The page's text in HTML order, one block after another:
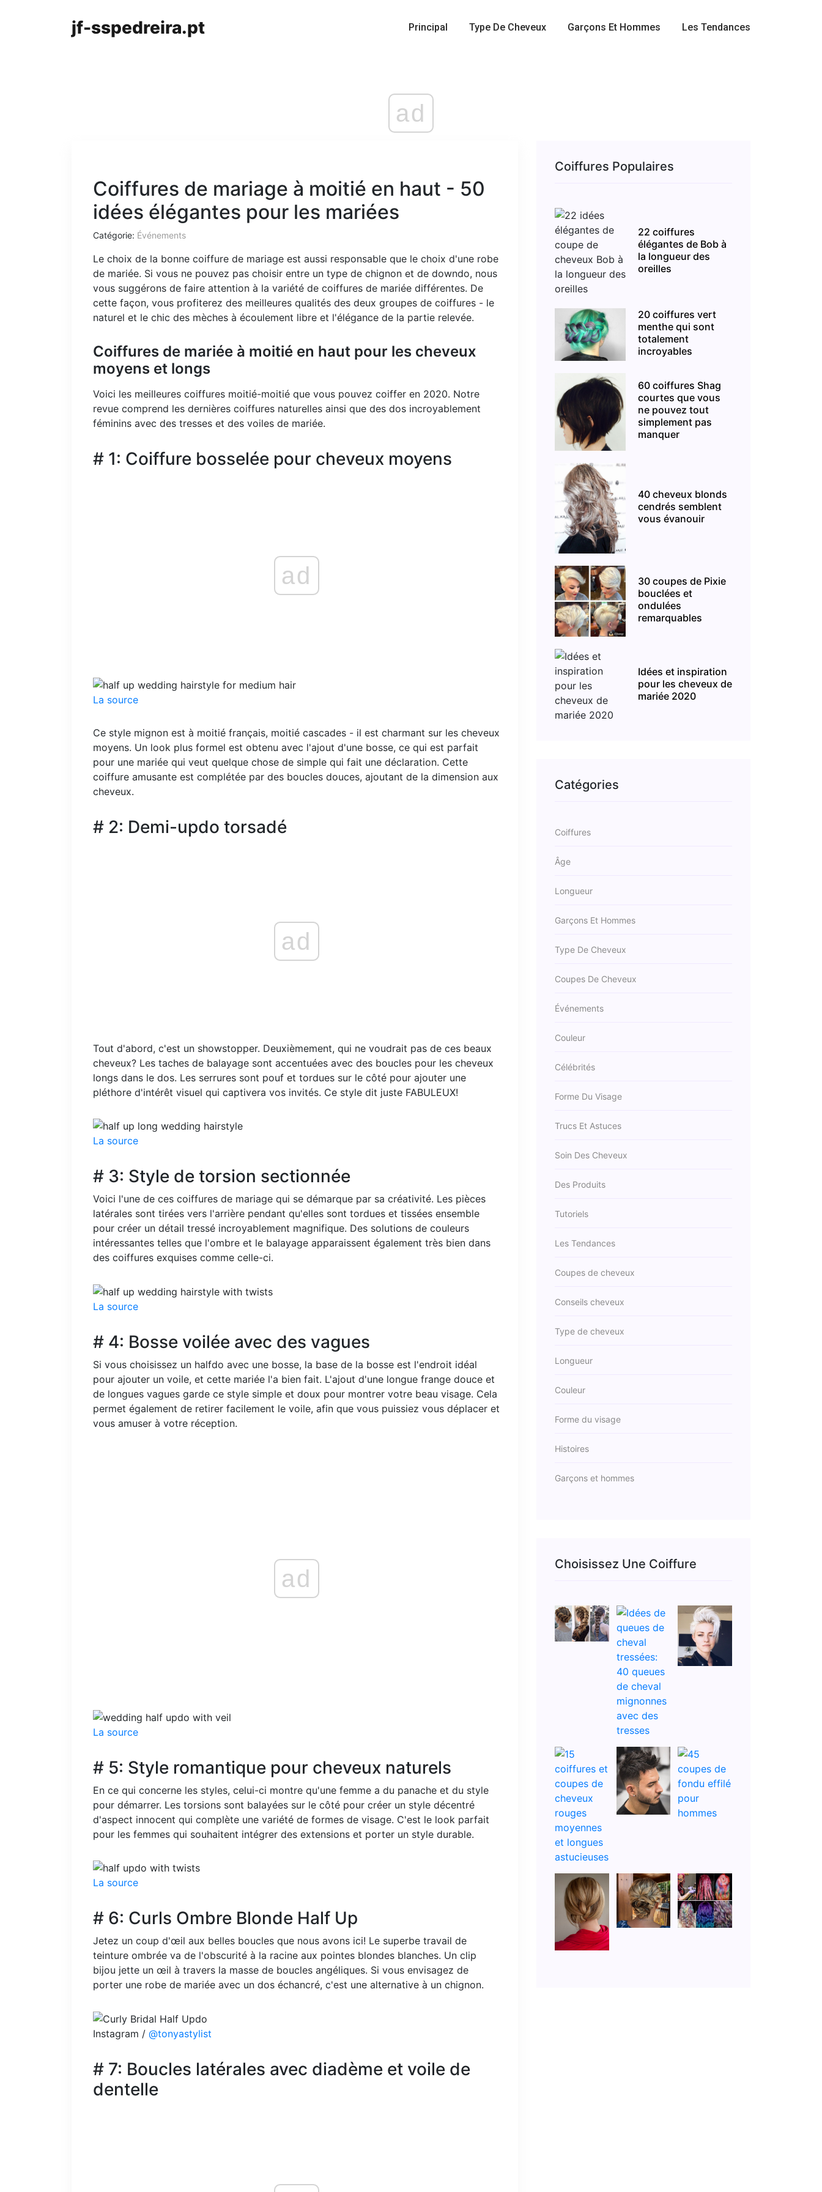
jf-sspedreira.pt Principal Type De Cheveux Garçons Et Hommes Les Tendances
ad
Coiffures de mariage à moitié en haut - 50
idées élégantes pour les mariées
Catégorie: Événements
Le choix de la bonne coiffure de mariage est aussi responsable que le choix d'une robe
de mariée. Si vous ne pouvez pas choisir entre un type de chignon et de downdo, nous
vous suggérons de faire attention à la variété de coiffures de mariée différentes. De
cette façon, vous profiterez des meilleures qualités des deux groupes de coiffures - le
naturel et le chic des mèches à écoulement libre et l'élégance de la partie relevée.
Coiffures de mariée à moitié en haut pour les cheveux
moyens et longs
Voici les meilleures coiffures moitié-moitié que vous pouvez coiffer en 2020. Notre
revue comprend les dernières coiffures naturelles ainsi que des dos incroyablement
féminins avec des tresses et des voiles de mariée.
# 1: Coiffure bosselée pour cheveux moyens
ad
La source
Ce style mignon est à moitié français, moitié cascades - il est charmant sur les cheveux
moyens. Un look plus formel est obtenu avec l'ajout d'une bosse, ce qui est parfait
pour une mariée qui veut quelque chose de simple qui fait une déclaration. Cette
coiffure amusante est complétée par des boucles douces, ajoutant de la dimension aux
cheveux.
# 2: Demi-updo torsadé
ad
Tout d'abord, c'est un showstopper. Deuxièmement, qui ne voudrait pas de ces beaux
cheveux? Les taches de balayage sont accentuées avec des boucles pour les cheveux
longs dans le dos. Les serrures sont pouf et tordues sur le côté pour ajouter une
pléthore d'intérêt visuel qui captivera vos invités. Ce style dit juste FABULEUX!
La source
# 3: Style de torsion sectionnée
Voici l'une de ces coiffures de mariage qui se démarque par sa créativité. Les pièces
latérales sont tirées vers l'arrière pendant qu'elles sont tordues et tissées ensemble
pour créer un détail tressé incroyablement magnifique. Des solutions de couleurs
intéressantes telles que l'ombre et le balayage apparaissent également très bien dans
des coiffures exquises comme celle-ci.
La source
# 4: Bosse voilée avec des vagues
Si vous choisissez un halfdo avec une bosse, la base de la bosse est l'endroit idéal
pour ajouter un voile, et cette mariée l'a bien fait. L'ajout d'une longue frange douce et
de longues vagues garde ce style simple et doux pour montrer votre beau visage. Cela
permet également de retirer facilement le voile, afin que vous puissiez vous déplacer et
vous amuser à votre réception.
ad
La source
# 5: Style romantique pour cheveux naturels
En ce qui concerne les styles, celui-ci montre qu'une femme a du panache et du style
pour démarrer. Les torsions sont balayées sur le côté pour créer un style décentré
d'aspect innocent qui complète une variété de formes de visage. C'est le look parfait
pour les femmes qui souhaitent intégrer des extensions et porter un style durable.
La source
# 6: Curls Ombre Blonde Half Up
Jetez un coup d'œil aux belles boucles que nous avons ici! Le superbe travail de
teinture ombrée va de l'obscurité à la racine aux pointes blondes blanches. Un clip
bijou jette un œil à travers la masse de boucles angéliques. Si vous envisagez de
porter une robe de mariée avec un dos échancré, c'est une alternative à un chignon.
Instagram / @tonyastylist
# 7: Boucles latérales avec diadème et voile de
dentelle
Coiffures Populaires
22 coiffures
élégantes de Bob à
la longueur des
oreilles
20 coiffures vert
menthe qui sont
totalement
incroyables
60 coiffures Shag
courtes que vous
ne pouvez tout
simplement pas
manquer
40 cheveux blonds
cendrés semblent
vous évanouir
30 coupes de Pixie
bouclées et
ondulées
remarquables
Idées et inspiration
pour les cheveux de
mariée 2020
Catégories
Coiffures
Âge
Longueur
Garçons Et Hommes
Type De Cheveux
Coupes De Cheveux
Événements
Couleur
Célébrités
Forme Du Visage
Trucs Et Astuces
Soin Des Cheveux
Des Produits
Tutoriels
Les Tendances
Coupes de cheveux
Conseils cheveux
Type de cheveux
Longueur
Couleur
Forme du visage
Histoires
Garçons et hommes
Choisissez Une Coiffure